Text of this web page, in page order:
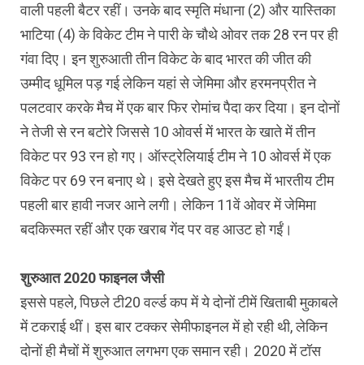
वाली पहली बैटर रहीं। उनके बाद स्मृति मंधाना (2) और यास्तिका
भाटिया (4) के विकेट टीम ने पारी के चौथे ओवर तक 28 रन पर ही
गंवा दिए। इन शुरुआती तीन विकेट के बाद भारत की जीत की
उम्मीद धूमिल पड़ गई लेकिन यहां से जेमिमा और हरमनप्रीत ने
पलटवार करके मैच में एक बार फिर रोमांच पैदा कर दिया। इन दोनों
ने तेजी से रन बटोरे जिससे 10 ओवर्स में भारत के खाते में तीन
विकेट पर 93 रन हो गए। ऑस्ट्रेलियाई टीम ने 10 ओवर्स में एक
विकेट पर 69 रन बनाए थे। इसे देखते हुए इस मैच में भारतीय टीम
पहली बार हावी नजर आने लगी। लेकिन 11वें ओवर में जेमिमा
बदकिस्मत रहीं और एक खराब गेंद पर वह आउट हो गईं।
शुरुआत 2020 फाइनल जैसी
इससे पहले, पिछले टी20 वर्ल्ड कप में ये दोनों टीमें खिताबी मुकाबले
में टकराई थीं। इस बार टक्कर सेमीफाइनल में हो रही थी, लेकिन
दोनों ही मैचों में शुरुआत लगभग एक समान रही। 2020 में टॉस